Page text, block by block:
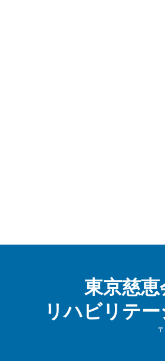
東京慈
リハビリテ